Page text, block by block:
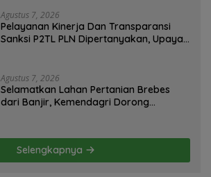
Agustus 7, 2026
Pelayanan Kinerja Dan Transparansi
Sanksi P2TL PLN Dipertanyakan, Upaya
Agustus 7, 2026
Selamatkan Lahan Pertanian Brebes
dari Banjir, Kemendagri Dorong
Selengkapnya